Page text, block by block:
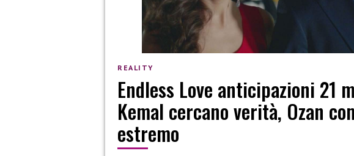
REALITY
Endless Love anticipazioni 21
Kemal cercano verità, Ozan
estremo